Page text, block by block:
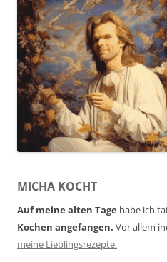
MICHA KOCHT
Auf meine alten Tage habe ich
Kochen angefangen. Vor allem
meine Lieblingsrezepte.